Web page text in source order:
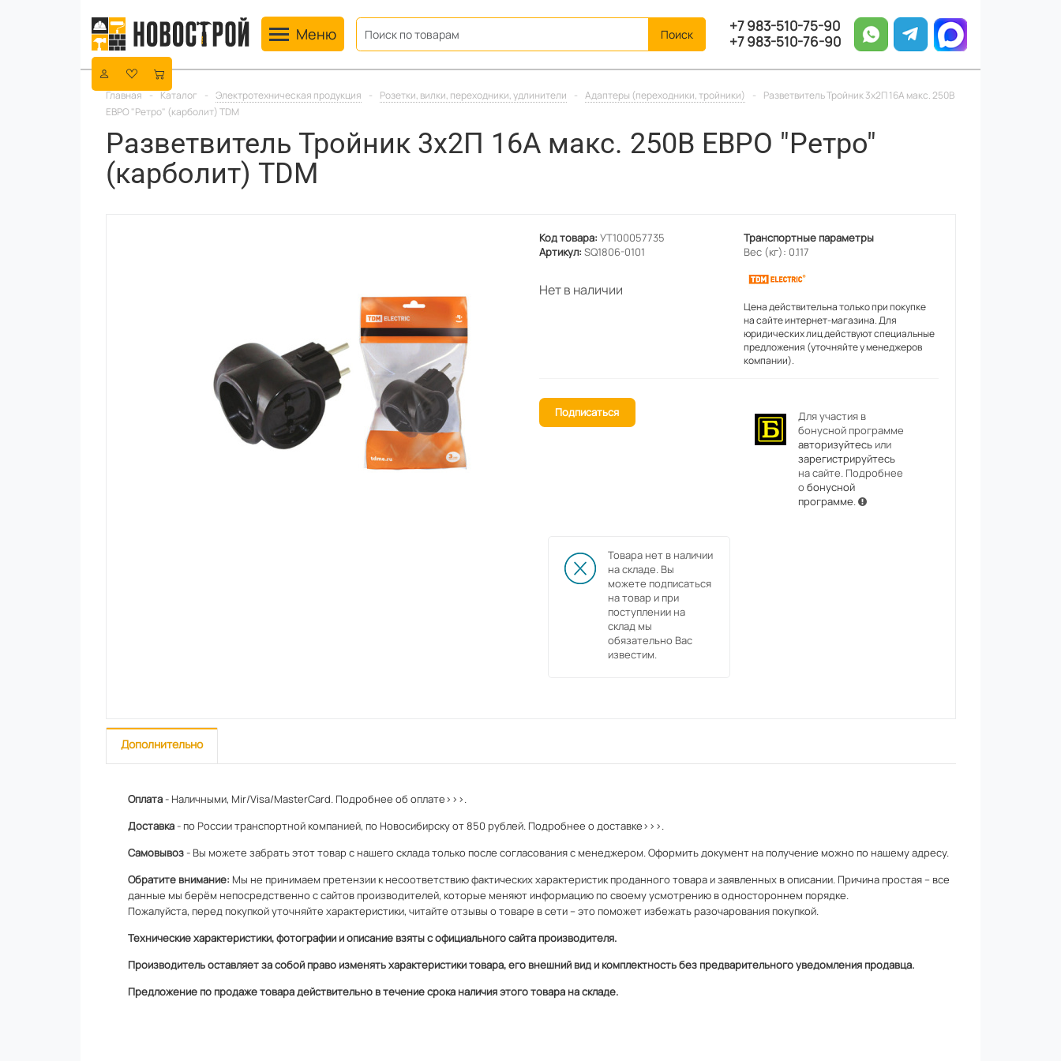
Toggle navigation
Меню
+7 983-510-75-90
+7 983-510-76-90
Главная - Каталог - Электротехническая продукция - Розетки, вилки, переходники, удлинители - Адаптеры (переходники, тройники) -
Разветвитель Тройник 3х2П 16А макс. 250B
ЕВРО "Ретро" (карболит) TDM
Разветвитель Тройник 3х2П 16А макс. 250B ЕВРО "Ретро"
(карболит) TDM
Код товара: УТ100057735
Артикул: SQ1806-0101
Нет в наличии
Транспортные параметры
Вес (кг): 0.117
Цена действительна только при покупке
на сайте интернет-магазина. Для
юридических лиц действуют специальные
предложения (уточняйте у менеджеров
компании).
Подписаться
Для участия в
бонусной программе
авторизуйтесьили
зарегистрируйтесь
на сайте. Подробнее
обонусной
программе.
Товара нет в наличии
на складе. Вы
можете подписаться
на товар и при
поступлении на
склад мы
обязательно Вас
известим.
Дополнительно
Оплата- Наличными, Mir/Visa/MasterCard. Подробнее об оплате>>>.
Доставка- по России транспортной компанией, по Новосибирску от 850 рублей. Подробнее о доставке>>>.
Самовывоз- Вы можете забрать этот товар с нашего склада только после согласования с менеджером. Оформить документ на получение можно по нашему адресу.
Обратите внимание: Мы не принимаем претензии к несоответствию фактических характеристик проданного товара и заявленных в описании. Причина простая – все
данные мы берём непосредственно с сайтов производителей, которые меняют информацию по своему усмотрению в одностороннем порядке.
Пожалуйста, перед покупкой уточняйте характеристики, читайте отзывы о товаре в сети – это поможет избежать разочарования покупкой.
Технические характеристики, фотографии и описание взяты с официального сайта производителя.
Производитель оставляет за собой право изменять характеристики товара, его внешний вид и комплектность без предварительного уведомления продавца.
Предложение по продаже товара действительно в течение срока наличия этого товара на складе.